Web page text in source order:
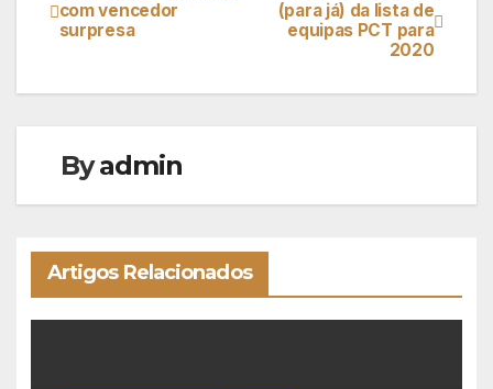
de
artigos
(para já) da lista de
equipas PCT para
2020
com vencedor
surpresa
Byadmin
Artigos Relacionados